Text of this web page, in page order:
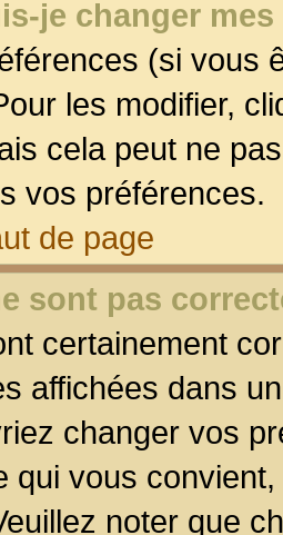
je changer
(si vous
les modifier,
cela peut ne
vos préférences.
de page
sont pas
certainement
affichées dans
changer vos
qui vous
noter que